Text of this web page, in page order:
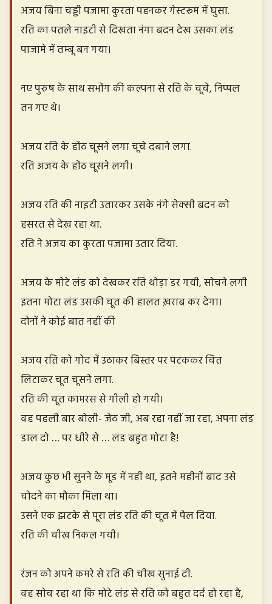
अजय बिना चड्डी पजामा कुरता पहनकर गेस्टरूम में घुसा.
रति का पतले नाइटी से दिखता नंगा बदन देख उसका लंड
पाजामे में तम्बू बन गया।
नए पुरुष के साथ सभोंग की कल्पना से रति के चूचे, निप्पल
तन गए थे।
अजय रति के होंठ चूसने लगा चूचे दबाने लगा.
रति अजय के होंठ चूसने लगी।
अजय रति की नाइटी उतारकर उसके नंगे सेक्सी बदन को
हसरत से देख रहा था.
रति ने अजय का कुरता पजामा उतार दिया.
अजय के मोटे लंड को देखकर रति थोड़ा डर गयी, सोचने लगी
इतना मोटा लंड उसकी चूत की हालत ख़राब कर देगा।
दोनों ने कोई बात नहीं की
अजय रति को गोद में उठाकर बिस्तर पर पटककर चित
लिटाकर चूत चूसने लगा.
रति की चूत कामरस से गीली हो गयी।
वह पहली बार बोली- जेठ जी, अब रहा नहीं जा रहा, अपना लंड
डाल दो … पर धीरे से … लंड बहुत मोटा है!
अजय कुछ भी सुनने के मूड में नहीं था, इतने महीनों बाद उसे
चोदने का मौका मिला था।
उसने एक झटके से पूरा लंड रति की चूत में पेल दिया.
रति की चीख निकल गयी।
रंजन को अपने कमरे से रति की चीख सुनाई दी.
वह सोच रहा था कि मोटे लंड से रति को बहुत दर्द हो रहा है,